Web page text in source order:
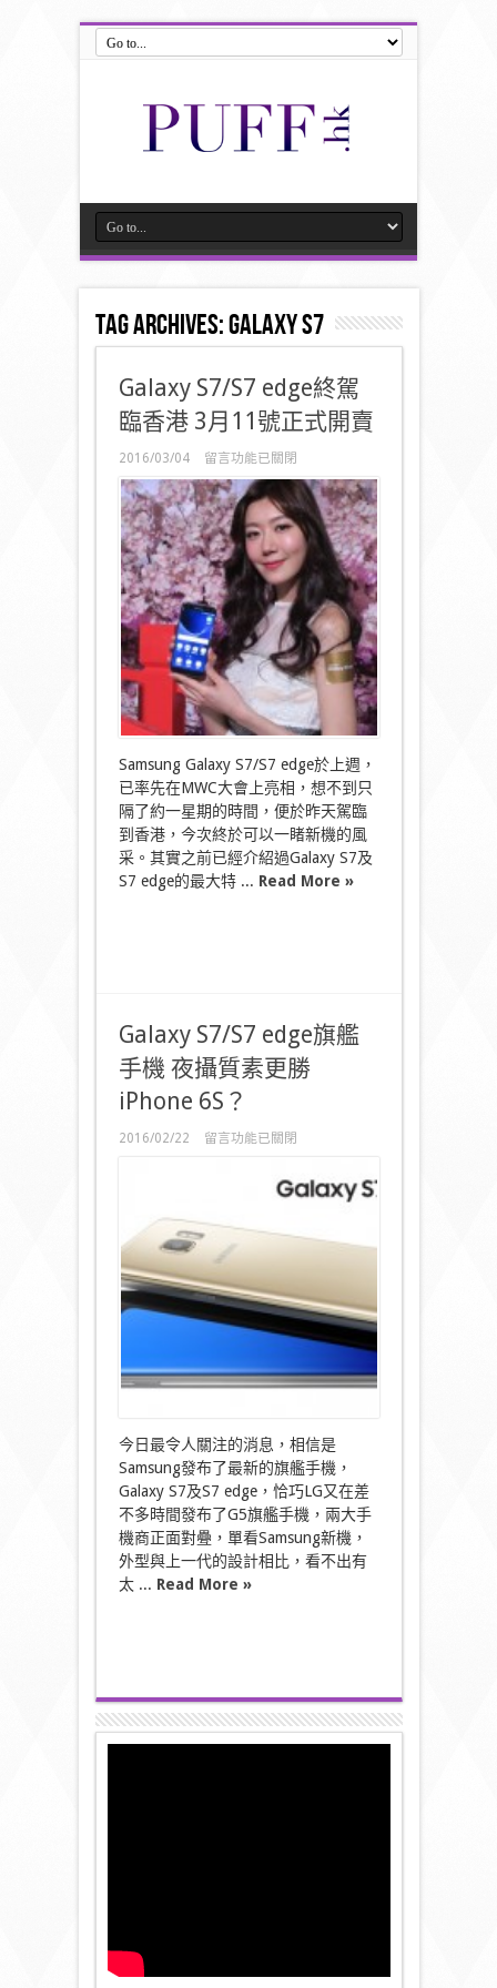
Tag Archives:Galaxy S7
Galaxy S7/S7 edge終駕
臨香港 3月11號正式開賣
2016/03/04
在
〈Galaxy
S7/S7
edge
終
駕
臨
香
港
3
月
11
號
正
式
開
中
留言功能已關閉
Samsung Galaxy S7/S7 edge於上週，
已率先在MWC大會上亮相，想不到只
隔了約一星期的時間，便於昨天駕臨
到香港，今次終於可以一睹新機的風
采。其實之前已經介紹過Galaxy S7及
S7 edge的最大特 ... Read More »
Galaxy S7/S7 edge旗艦
手機 夜攝質素更勝
iPhone 6S？
2016/02/22
在
艦
機
夜
攝
質
勝
iPhone
留言功能已關閉
今日最令人關注的消息，相信是
Samsung發布了最新的旗艦手機，
Galaxy S7及S7 edge，恰巧LG又在差
不多時間發布了G5旗艦手機，兩大手
機商正面對疉，單看Samsung新機，
外型與上一代的設計相比，看不出有
太 ... Read More »